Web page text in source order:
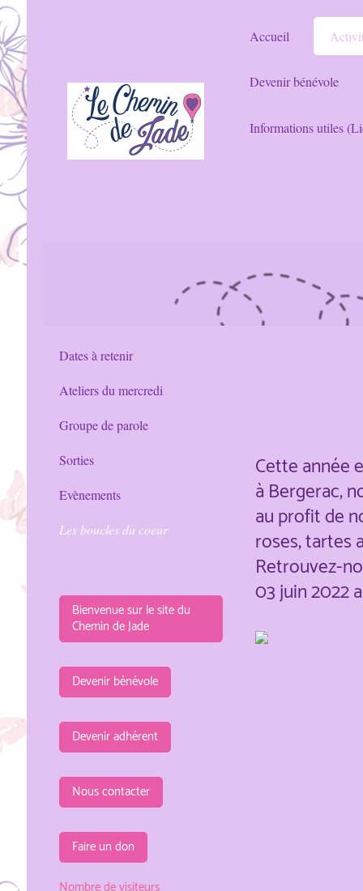
Accueil
Devenir bénévole
Informations utiles
Cette année
à Bergerac,
au profit de
roses, tartes
Retrouvez-
03 juin 2022
Dates à retenir
Ateliers du mercredi
Groupe de parole
Sorties
Evènements
Les boucles du coeur
Bienvenue sur le site du
Chemin de Jade
Devenir bénévole
Devenir adhérent
Nous contacter
Faire un don